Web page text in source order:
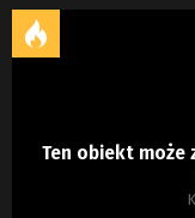
Ten obiekt może